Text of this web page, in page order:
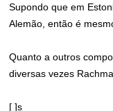
Supondo que em
Alemão, então é
Quanto a outros
diversas vezes
[ ]s